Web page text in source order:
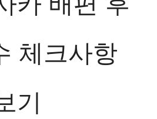
체크사항
기